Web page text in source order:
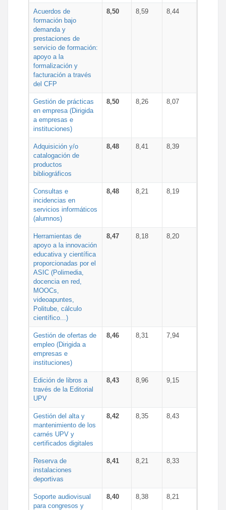
Acuerdos de
formación bajo
demanda y
prestaciones de
servicio de formación:
apoyo a la
formalización y
facturación a través
del CFP
8,50 8,59 8,44
Gestión de prácticas
en empresa (Dirigida
a empresas e
instituciones)
8,50 8,26 8,07
Adquisición y/o
catalogación de
productos
bibliográficos
8,48 8,41 8,39
Consultas e
incidencias en
servicios informáticos
(alumnos)
8,48 8,21 8,19
Herramientas de
apoyo a la innovación
educativa y científica
proporcionadas por el
ASIC (Polimedia,
docencia en red,
MOOCs,
videoapuntes,
Politube, cálculo
científico...)
8,47 8,18 8,20
Gestión de ofertas de
empleo (Dirigida a
empresas e
instituciones)
8,46 8,31 7,94
Edición de libros a
través de la Editorial
UPV
8,43 8,96 9,15
Gestión del alta y
mantenimiento de los
carnés UPV y
certificados digitales
8,42 8,35 8,43
Reserva de
instalaciones
deportivas
8,41 8,21 8,33
Soporte audiovisual
para congresos y
8,40 8,38 8,21